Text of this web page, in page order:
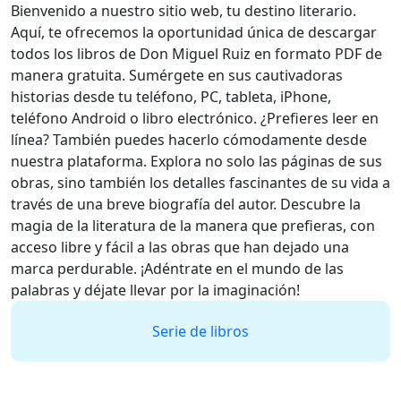
Bienvenido a nuestro sitio web, tu destino literario.
Aquí, te ofrecemos la oportunidad única de descargar
todos los libros de Don Miguel Ruiz en formato PDF de
manera gratuita. Sumérgete en sus cautivadoras
historias desde tu teléfono, PC, tableta, iPhone,
teléfono Android o libro electrónico. ¿Prefieres leer en
línea? También puedes hacerlo cómodamente desde
nuestra plataforma. Explora no solo las páginas de sus
obras, sino también los detalles fascinantes de su vida a
través de una breve biografía del autor. Descubre la
magia de la literatura de la manera que prefieras, con
acceso libre y fácil a las obras que han dejado una
marca perdurable. ¡Adéntrate en el mundo de las
palabras y déjate llevar por la imaginación!
Serie de libros